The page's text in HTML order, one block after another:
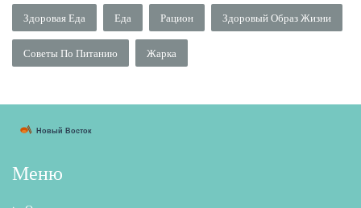
Здоровая Еда Еда Рацион Здоровый Образ Жизни
Советы По Питанию Жарка
Меню